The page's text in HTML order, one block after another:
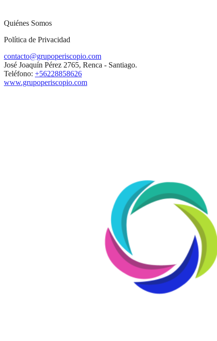
Quiénes Somos
Política de Privacidad
contacto@grupoperiscopio.com
José Joaquín Pérez 2765, Renca - Santiago.
Teléfono: +56228858626
www.grupoperiscopio.com